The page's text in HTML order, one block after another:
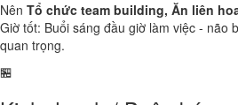
Nên Tổ chức team building, Ăn liên
Giờ tốt: Buổi sáng đầu giờ làm việc - não
quan trọng.
🏪